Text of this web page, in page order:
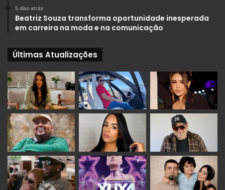
5 dias atrás
Beatriz Souza transforma oportunidade inesperada
em carreira na moda e na comunicação
Últimas Atualizações